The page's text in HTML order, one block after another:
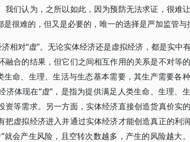
我们认为，之所以如此，因为预防无法求证，很难
很难的，但又是必要的，唯一的选择是严加监管与
相对“虚”。无论实体经济还是虚拟经济，都是实中
合的结果，但它们之间相互作用的关系是不对等
生命、生理、生活与生态基本需要，其生产需要各
济体现在“虚”，是指为提供满足人类生命、生理、
资等需求。另一方面，实体经济直接创造货真价实
把虚拟经济进入并通过实体经济才能创造真正的利
就会产生风险，且空转次数越多，产生的风险越大